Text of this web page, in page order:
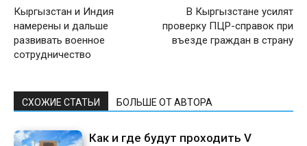
Кыргызстан и Индия
намерены и дальше
развивать военное
сотрудничество
В Кыргызстане усилят
проверку ПЦР-справок при
въезде граждан в страну
СХОЖИЕ СТАТЬИ БОЛЬШЕ ОТ АВТОРА
Как и где будут проходить V